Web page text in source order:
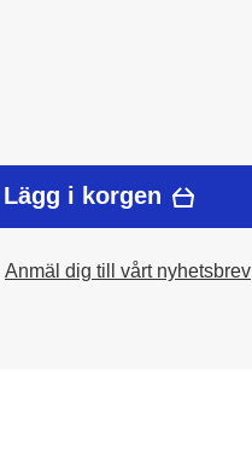
Lägg i korgen
Anmäl dig till vårt nyhetsbrev